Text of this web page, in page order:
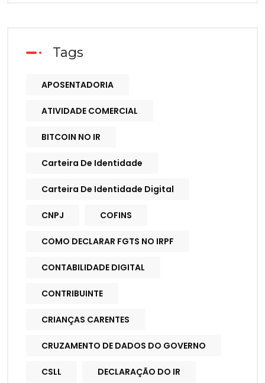
Tags
APOSENTADORIA
ATIVIDADE COMERCIAL
BITCOIN NO IR
Carteira De Identidade
Carteira De Identidade Digital
CNPJ COFINS
COMO DECLARAR FGTS NO IRPF
CONTABILIDADE DIGITAL
CONTRIBUINTE
CRIANÇAS CARENTES
CRUZAMENTO DE DADOS DO GOVERNO
CSLL DECLARAÇÃO DO IR